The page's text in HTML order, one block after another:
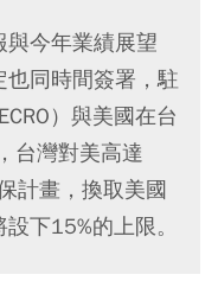
今年業績展望
同時間簽署，駐
）與美國在台
台灣對美高達
計畫，換取美國
下15%的上限。